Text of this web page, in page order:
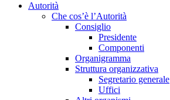
Autorità
Che cos’è l’Autorità
Consiglio
Presidente
Componenti
Organigramma
Struttura organizzativa
Segretario generale
Uffici